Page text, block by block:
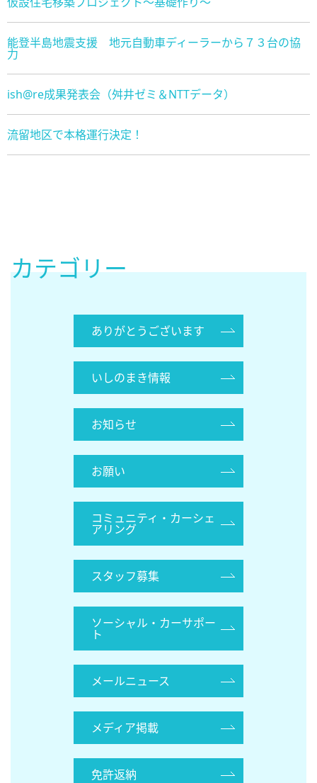
能登半島地震支援 地元自動車ディーラーから７３台の協
力
ish@re成果発表会（舛井ゼミ＆NTTデータ）
流留地区で本格運行決定！
カテゴリー
ありがとうございます
いしのまき情報
お知らせ
お願い
コミュニティ・カーシェ
アリング
スタッフ募集
ソーシャル・カーサポー
ト
メールニュース
メディア掲載
免許返納